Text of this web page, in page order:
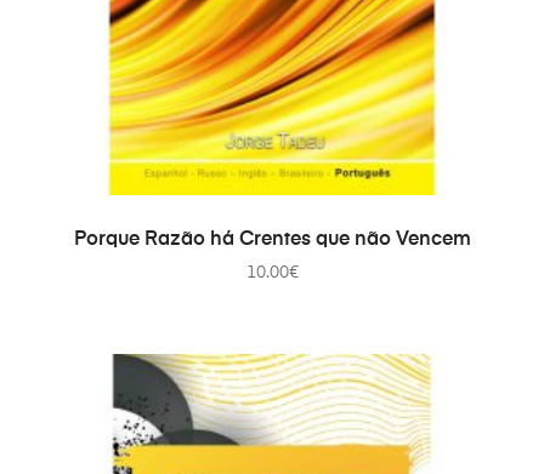
ADICIONAR
Porque Razão há Crentes que não Vencem
10.00€